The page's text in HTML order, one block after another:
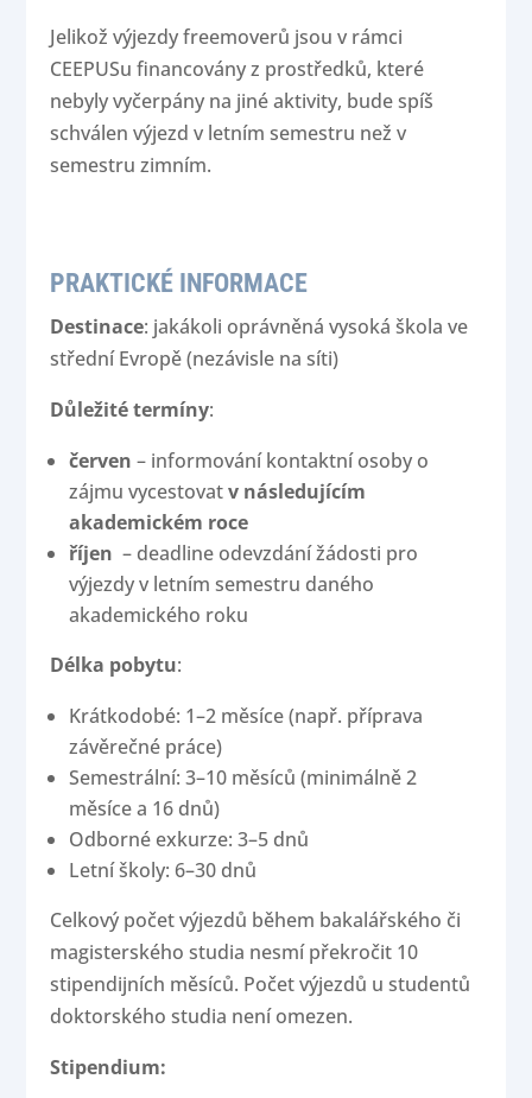
Jelikož výjezdy freemoverů jsou v rámci
CEEPUSu financovány z prostředků, které
nebyly vyčerpány na jiné aktivity, bude spíš
schválen výjezd v letním semestru než v
semestru zimním.
PRAKTICKÉ INFORMACE
Destinace: jakákoli oprávněná vysoká škola ve
střední Evropě (nezávisle na síti)
Důležité termíny:
červen – informování kontaktní osoby o
zájmu vycestovat v následujícím
akademickém roce
říjen – deadline odevzdání žádosti pro
výjezdy v letním semestru daného
akademického roku
Délka pobytu:
Krátkodobé: 1–2 měsíce (např. příprava
závěrečné práce)
Semestrální: 3–10 měsíců (minimálně 2
měsíce a 16 dnů)
Odborné exkurze: 3–5 dnů
Letní školy: 6–30 dnů
Celkový počet výjezdů během bakalářského či
magisterského studia nesmí překročit 10
stipendijních měsíců. Počet výjezdů u studentů
doktorského studia není omezen.
Stipendium: